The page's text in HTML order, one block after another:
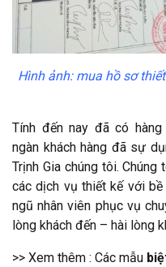
Hình ảnh: mua hồ sơ
Tính đến nay đã có hàng
ngàn khách hàng đã sự
Trịnh Gia chúng tôi.
các dịch vụ thiết kế với
ngũ nhân viên phục vụ
lòng khách đến – hài lòng
>> Xem thêm : Các mẫu